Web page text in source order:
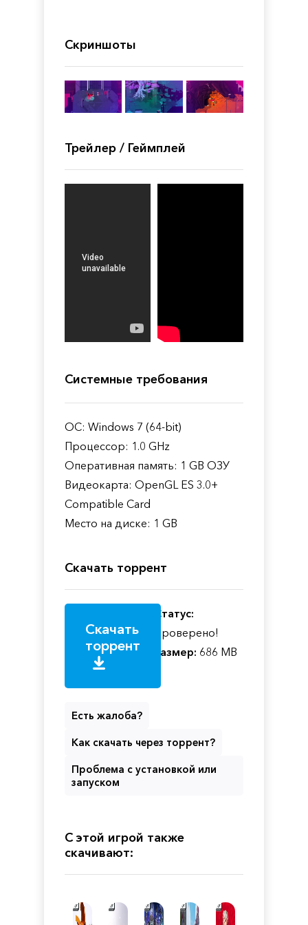
Скриншоты
Трейлер / Геймплей
Системные требования
ОС: Windows 7 (64-bit)
Процессор: 1.0 GHz
Оперативная память: 1 GB ОЗУ
Видеокарта: OpenGL ES 3.0+
Compatible Card
Место на диске: 1 GB
Скачать торрент
Скачать
торрент
Статус:
Проверено!
Размер: 686 MB
Есть жалоба?
Как скачать через торрент?
Проблема с установкой или
запуском
С этой игрой также
скачивают: